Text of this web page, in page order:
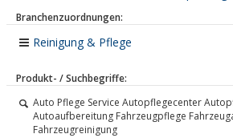
Branchenzuordnungen:
Reinigung & Pflege
Produkt- / Suchbegriffe:
Auto Pflege Service Autopflegecenter
Autoaufbereitung Fahrzeugpflege
Fahrzeugreinigung